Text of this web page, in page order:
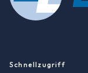
Schnellzugriff